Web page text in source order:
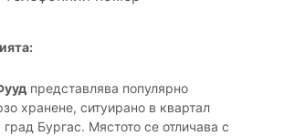
представлява популярно
хранене, ситуирано в квартал
Бургас. Мястото се отличава с